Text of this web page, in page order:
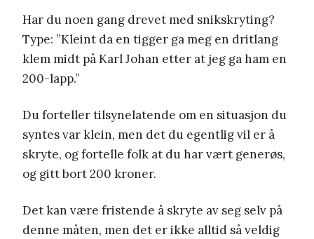
Har du noen gang drevet med snikskryting?
Type: ”Kleint da en tigger ga meg en dritlang
klem midt på Karl Johan etter at jeg ga ham en
200-lapp.”
Du forteller tilsynelatende om en situasjon du
syntes var klein, men det du egentlig vil er å
skryte, og fortelle folk at du har vært generøs,
og gitt bort 200 kroner.
Det kan være fristende å skryte av seg selv på
denne måten, men det er ikke alltid så veldig